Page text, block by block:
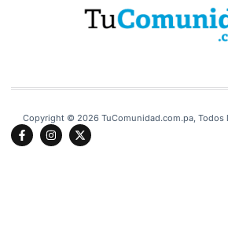
Copyright © 2026 TuComunidad.com.pa, Todos